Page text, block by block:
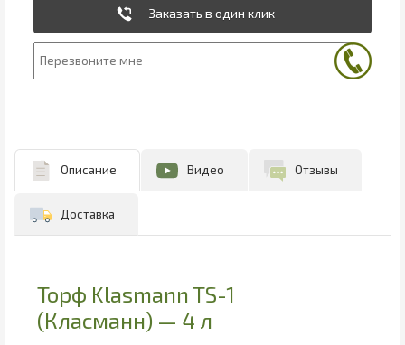
Заказать в один клик
Описание Видео Отзывы
Доставка
Торф Klasmann TS-1
(Класманн) — 4 л